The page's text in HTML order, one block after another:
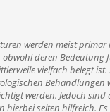
werden meist primär
obwohl deren Bedeutung
vielfach belegt ist.
Behandlungen
werden. Jedoch sind
selten hilfreich.